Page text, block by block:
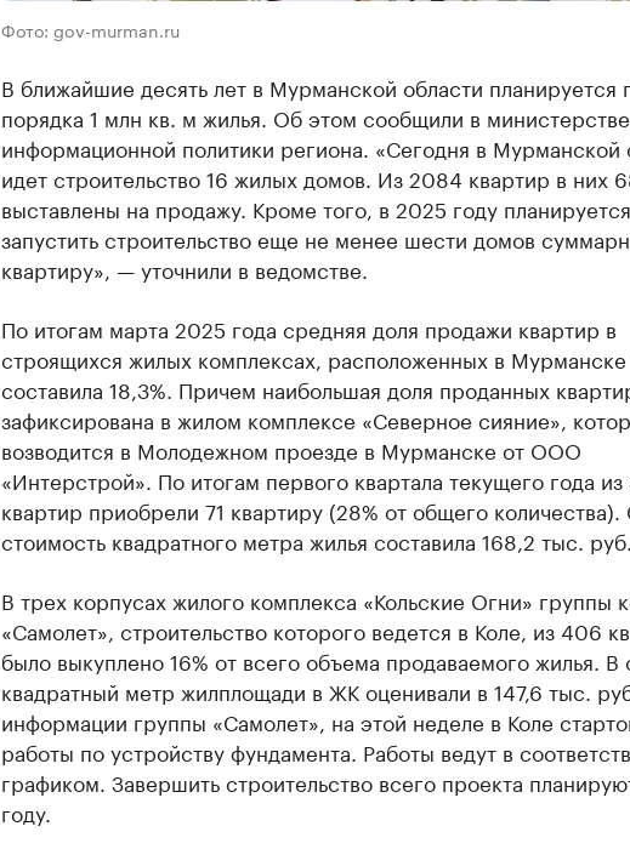
Фото: gov-murman.ru
В ближайшие десять лет в Мурманской области планируется
порядка 1 млн кв. м жилья. Об этом сообщили в министерстве
информационной политики региона. «Сегодня в Мурманской
идет строительство 16 жилых домов. Из 2084 квартир в них
выставлены на продажу. Кроме того, в 2025 году планируется
запустить строительство еще не менее шести домов
квартиру», — уточнили в ведомстве.
По итогам марта 2025 года средняя доля продажи квартир в
строящихся жилых комплексах, расположенных в Мурманске
составила 18,3%. Причем наибольшая доля проданных
зафиксирована в жилом комплексе «Северное сияние»,
возводится в Молодежном проезде в Мурманске от ООО
«Интерстрой». По итогам первого квартала текущего года из
квартир приобрели 71 квартиру (28% от общего
стоимость квадратного метра жилья составила 168,2 тыс. руб.
В трех корпусах жилого комплекса «Кольские Огни» группы
«Самолет», строительство которого ведется в Коле, из 406
было выкуплено 16% от всего объема продаваемого жилья.
квадратный метр жилплощади в ЖК оценивали в 147,6 тыс.
информации группы «Самолет», на этой неделе в Коле
работы по устройству фундамента. Работы ведут в
графиком. Завершить строительство всего проекта
году.